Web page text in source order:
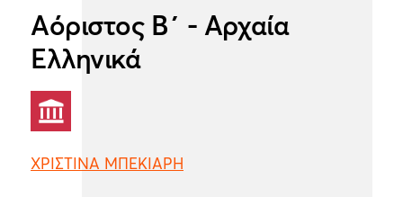
Αόριστος Β΄ - Αρχαία
Ελληνικά
ΧΡΙΣΤΙΝΑ ΜΠΕΚΙΑΡΗ